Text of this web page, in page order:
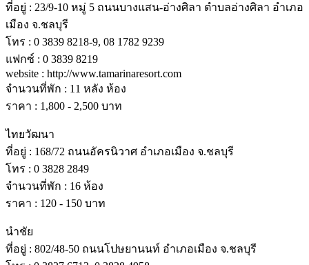
ที่อยู่ : 23/9-10 หมู่ 5 ถนนบางแสน-อ่างศิลา ตําบลอ่างศิลา อําเภอ
เมือง จ.ชลบุรี
โทร : 0 3839 8218-9, 08 1782 9239
แฟกซ์ : 0 3839 8219
website : http://www.tamarinaresort.com
จํานวนที่พัก : 11 หลัง ห้อง
ราคา : 1,800 - 2,500 บาท
ไทยวัฒนา
ที่อยู่ : 168/72 ถนนอัครนิวาศ อําเภอเมือง จ.ชลบุรี
โทร : 0 3828 2849
จํานวนที่พัก : 16 ห้อง
ราคา : 120 - 150 บาท
นําชัย
ที่อยู่ : 802/48-50 ถนนโปษยานนท์ อําเภอเมือง จ.ชลบุรี